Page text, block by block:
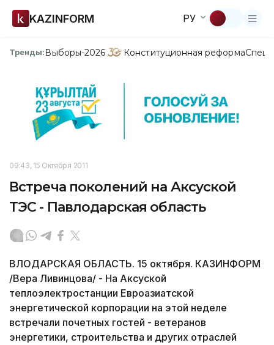
KAZINFORM РУ
Тренды:Выборы-2026 Конституционная реформа
09:43, 15 Октября 2011
Встреча поколений на Аксуской
ТЭС - Павлодарская область
ВЛОДАРСКАЯ ОБЛАСТЬ. 15 октября. КАЗИНФОРМ
/Вера Ливинцова/ - На Аксуской
теплоэлектростанции Евроазиатской
энергетической корпорации на этой неделе
встречали почетных гостей - ветеранов
энергетики, строительства и других отраслей